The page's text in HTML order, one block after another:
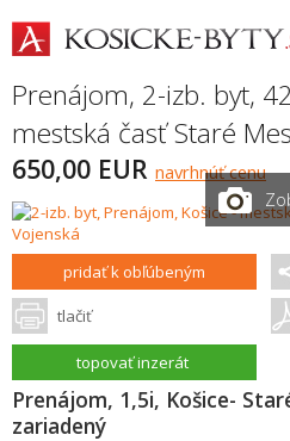
Prenájom, 2-izb. byt,
mestská časť Staré
650,00 EUR navrhnúť cenu
pridať k obľúbeným
tlačiť
topovať inzerát
Prenájom, 1,5i, Košice-
zariadený